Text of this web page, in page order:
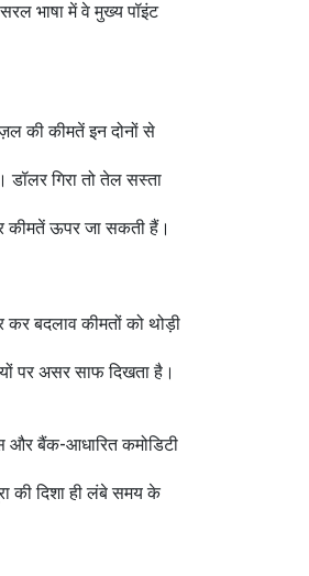
भाषा में वे मुख्य पॉइंट
की कीमतें इन दोनों से
गिरा तो तेल सस्ता
कीमतें ऊपर जा सकती हैं।
बदलाव कीमतों को थोड़ी
पर असर साफ दिखता है।
और बैंक-आधारित कमोडिटी
की दिशा ही लंबे समय के